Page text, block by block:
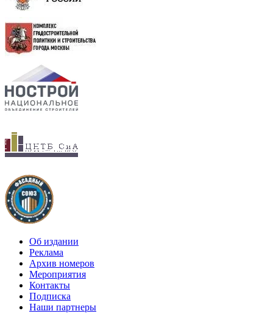
Об издании
Реклама
Архив номеров
Мероприятия
Контакты
Подписка
Наши партнеры